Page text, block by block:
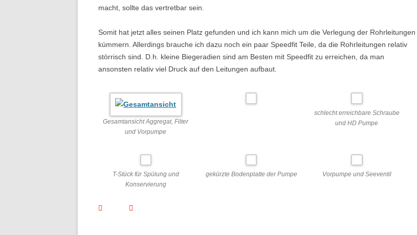
macht, sollte das vertretbar sein.
Somit hat jetzt alles seinen Platz gefunden und ich kann mich um die Verlegung der Rohrleitungen
kümmern. Allerdings brauche ich dazu noch ein paar Speedfit Teile, da die Rohrleitungen relativ
störrisch sind. D.h. kleine Biegeradien sind am Besten mit Speedfit zu erreichen, da man
ansonsten relativ viel Druck auf den Leitungen aufbaut.
Gesamtansicht Aggregat, Filter
und Vorpumpe
schlecht erreichbare Schraube
und HD Pumpe
T-Stück für Spülung und
Konservierung
gekürzte Bodenplatte der Pumpe Vorpumpe und Seeventil